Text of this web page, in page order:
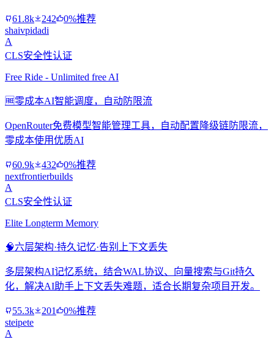
61.8k 242
0%推荐
shaivpidadi
A
CLS安全性认证
Free Ride - Unlimited free AI
🆓零成本AI智能调度，自动防限流
OpenRouter免费模型智能管理工具，自动配置降级链防限流，
零成本使用优质AI
60.9k 432
0%推荐
nextfrontierbuilds
A
CLS安全性认证
Elite Longterm Memory
🧠六层架构·持久记忆·告别上下文丢失
多层架构AI记忆系统，结合WAL协议、向量搜索与Git持久
化，解决AI助手上下文丢失难题，适合长期复杂项目开发。
55.3k 201
0%推荐
steipete
A